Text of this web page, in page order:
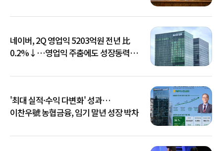
네이버, 2Q 영업익 5203억원 전년 比
0.2%↓…영업익 주춤에도 성장동력
'최대 실적·수익 다변화' 성과…
이찬우號 농협금융, 임기 말년 성장 박차